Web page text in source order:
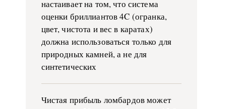
настаивает на том, что система
оценки бриллиантов 4C (огранка,
цвет, чистота и вес в каратах)
должна использоваться только для
природных камней, а не для
синтетических
Чистая прибыль ломбардов может